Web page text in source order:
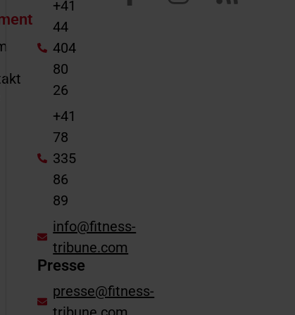
+41
44
404
80
26
+41
78
335
86
89
info@fitness-
tribune.com
Presse
presse@fitness-